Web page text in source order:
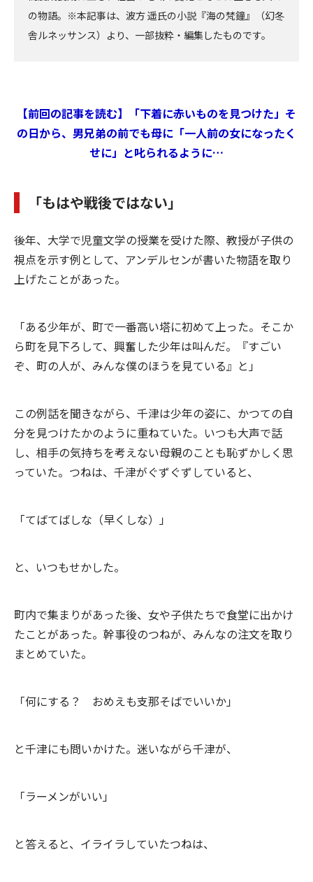
の物語。※本記事は、波方 遥氏の小説『海の梵鐘』（幻冬
舎ルネッサンス）より、一部抜粋・編集したものです。
【前回の記事を読む】「下着に赤いものを見つけた」そ
の日から、男兄弟の前でも母に「一人前の女になったく
せに」と叱られるように…
「もはや戦後ではない」
後年、大学で児童文学の授業を受けた際、教授が子供の
視点を示す例として、アンデルセンが書いた物語を取り
上げたことがあった。
「ある少年が、町で一番高い塔に初めて上った。そこか
ら町を見下ろして、興奮した少年は叫んだ。『すごい
ぞ、町の人が、みんな僕のほうを見ている』と」
この例話を聞きながら、千津は少年の姿に、かつての自
分を見つけたかのように重ねていた。いつも大声で話
し、相手の気持ちを考えない母親のことも恥ずかしく思
っていた。つねは、千津がぐずぐずしていると、
「てばてばしな（早くしな）」
と、いつもせかした。
町内で集まりがあった後、女や子供たちで食堂に出かけ
たことがあった。幹事役のつねが、みんなの注文を取り
まとめていた。
「何にする？ おめえも支那そばでいいか」
と千津にも問いかけた。迷いながら千津が、
「ラーメンがいい」
と答えると、イライラしていたつねは、